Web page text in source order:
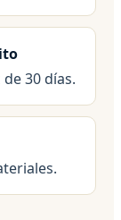
30 días.